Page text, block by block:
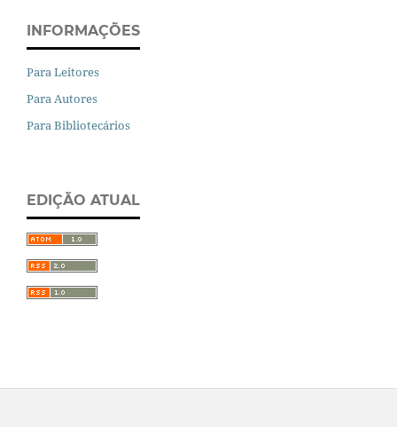
INFORMAÇÕES
Para Leitores
Para Autores
Para Bibliotecários
EDIÇÃO ATUAL